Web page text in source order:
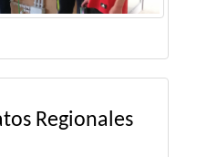
Regionales